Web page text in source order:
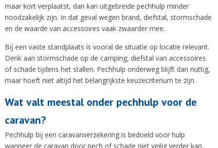
maar kort verplaatst, dan kan uitgebreide pechhulp minder
noodzakelijk zijn. In dat geval wegen brand, diefstal, stormschade
en de waarde van accessoires vaak zwaarder mee.
Bij een vaste standplaats is vooral de situatie op locatie relevant.
Denk aan stormschade op de camping, diefstal van accessoires
of schade tijdens het stallen. Pechhulp onderweg blijft dan nuttig,
maar hoeft niet altijd het belangrijkste keuzecriterium te zijn.
Wat valt meestal onder pechhulp voor de
caravan?
Pechhulp bij een caravanverzekering is bedoeld voor hulp
wanneer de caravan door pech of schade niet veilig verder kan.